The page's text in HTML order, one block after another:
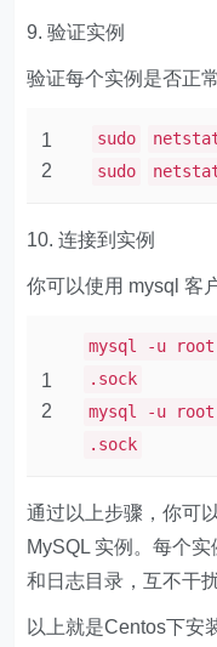
9. 验证实例
验证每个实例是否正
1
2
sudo
sudo
10. 连接到实例
你可以使用 ​​mysql​​ 客
1
2
mysql -u
.sock
mysql -u
.sock
通过以上步骤，你可
MySQL 实例。每个
和日志目录，互不干扰
以上就是Centos下安